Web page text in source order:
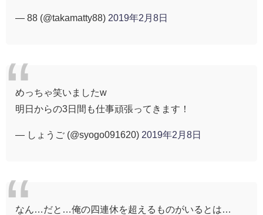
— 88 (@takamatty88) 2019年2月8日
めっちゃ笑いましたw
明日からの3日間も仕事頑張ってきます！
— しょうご (@syogo091620) 2019年2月8日
なん…だと…俺の四連休を超えるものがいるとは…